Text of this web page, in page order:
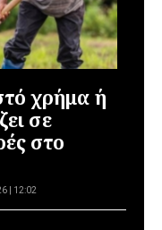
χρήμα ή
σε
στο
| 12:02